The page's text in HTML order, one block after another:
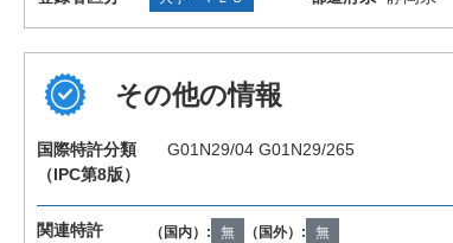
その他の情報
国際特許分類
（IPC第8版）
G01N29/04 G01N29/265
関連特許 （国内）: 無 （国外）: 無